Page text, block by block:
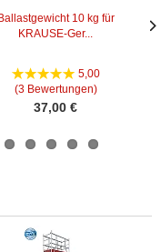
10 kg für
KRAUSE-Ger...
5,00
(3 Bewertungen)
37,00 €